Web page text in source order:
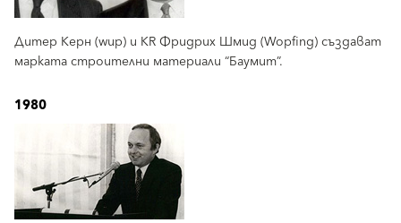
Дитер Керн (wup) и KR Фридрих Шмид (Wopfing) създават
марката строителни материали “Баумит”.
1980